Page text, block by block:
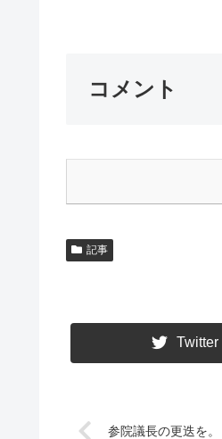
コメント
記事
Twitter
参院議長の更迭を。